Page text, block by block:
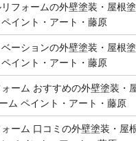
フォームの外壁塗装・屋根
イント・アート・藤原
ーションの外壁塗装・屋根
イント・アート・藤原
ーム おすすめの外壁塗装・
ム ペイント・アート・藤原
ーム 口コミの外壁塗装・屋